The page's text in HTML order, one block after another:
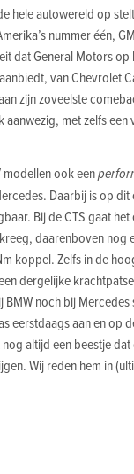
hele autowereld op
nummer één,
dat General Motors
van Chevrolet
zijn zoveelste
aanwezig, met zelfs
modellen ook een
Daarbij is op
Bij de CTS gaat
daarenboven nog
koppel. Zelfs in de
dergelijke
noch bij
eerstdaags aan en op
altijd een beestje
Wij reden hem in